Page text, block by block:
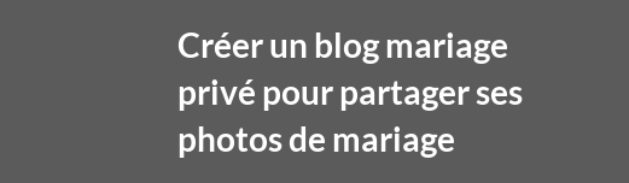
Créer un blog mariage
privé pour partager ses
photos de mariage